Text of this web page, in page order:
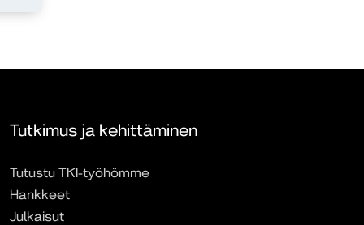
Tutkimus ja kehittäminen
Tutustu TKI-työhömme
Hankkeet
Julkaisut